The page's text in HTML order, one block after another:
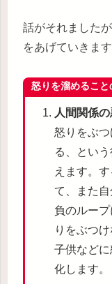
話がそれました
をあげていきます
怒りを溜めること
人間関係
怒りをぶ
る、とい
えます。
て、また
負のルー
りをぶつ
子供など
化します。